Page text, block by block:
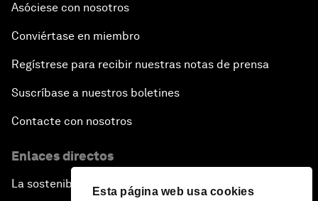
Esta página web usa cookies
Asóciese con nosotros
Conviértase en miembro
Regístrese para recibir nuestras notas de prensa
Suscríbase a nuestros boletines
Contacte con nosotros
Enlaces directos
La sostenibilidad en el Foro